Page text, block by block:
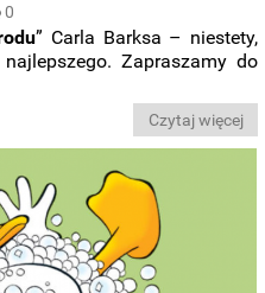
0
” Carla Barksa – niestety,
Zapraszamy do
Czytaj więcej